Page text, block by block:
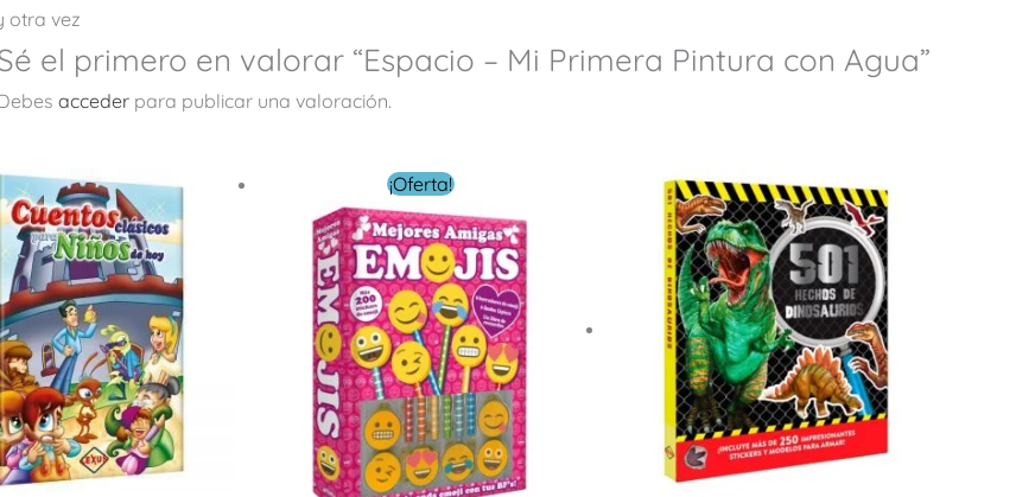
otra vez
el primero en valorar “Espacio – Mi Primera Pintura con Agua”
acceder para publicar una valoración.
¡Oferta!
precio
original
era:
$ 219.00.
El
precio
actual
es:
$ 79.00.